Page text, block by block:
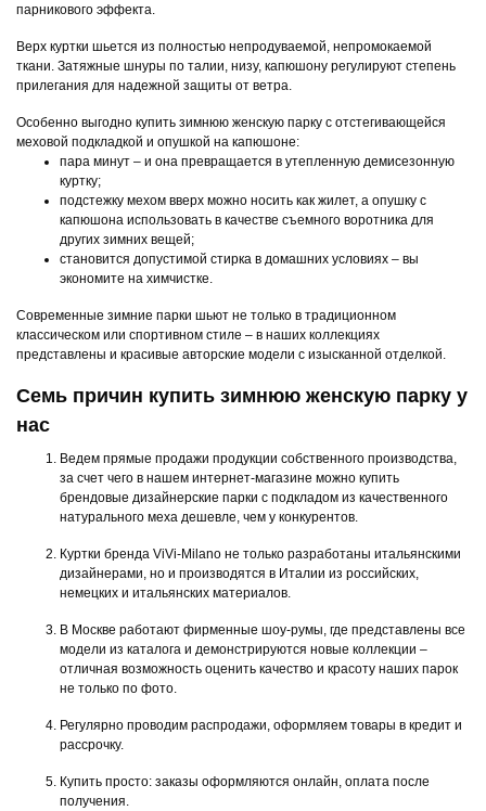
парникового эффекта.
Верх куртки шьется из полностью непродуваемой, непромокаемой
ткани. Затяжные шнуры по талии, низу, капюшону регулируют степень
прилегания для надежной защиты от ветра.
Особенно выгодно купить зимнюю женскую парку с отстегивающейся
меховой подкладкой и опушкой на капюшоне:
пара минут – и она превращается в утепленную демисезонную
куртку;
подстежку мехом вверх можно носить как жилет, а опушку с
капюшона использовать в качестве съемного воротника для
других зимних вещей;
становится допустимой стирка в домашних условиях – вы
экономите на химчистке.
Современные зимние парки шьют не только в традиционном
классическом или спортивном стиле – в наших коллекциях
представлены и красивые авторские модели с изысканной отделкой.
Семь причин купить зимнюю женскую парку у
нас
Ведем прямые продажи продукции собственного производства,
за счет чего в нашем интернет-магазине можно купить
брендовые дизайнерские парки с подкладом из качественного
натурального меха дешевле, чем у конкурентов.
Куртки бренда ViVi-Milano не только разработаны итальянскими
дизайнерами, но и производятся в Италии из российских,
немецких и итальянских материалов.
В Москве работают фирменные шоу-румы, где представлены все
модели из каталога и демонстрируются новые коллекции –
отличная возможность оценить качество и красоту наших парок
не только по фото.
Регулярно проводим распродажи, оформляем товары в кредит и
рассрочку.
Купить просто: заказы оформляются онлайн, оплата после
получения.